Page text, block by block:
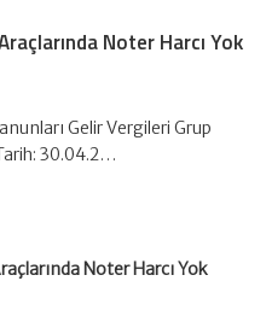
Noter Harcı Yok
Gelir Vergileri Grup
30.04.2…
Noter Harcı Yok